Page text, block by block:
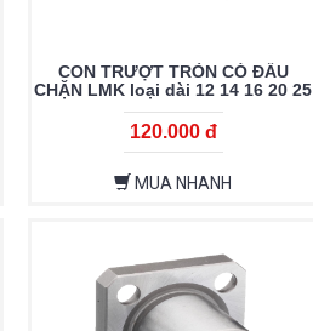
CON TRƯỢT TRÒN CÓ ĐẦU
CHẶN LMK loại dài 12 14 16 20 25
30 35 40 50 60 L
120.000 đ
MUA NHANH